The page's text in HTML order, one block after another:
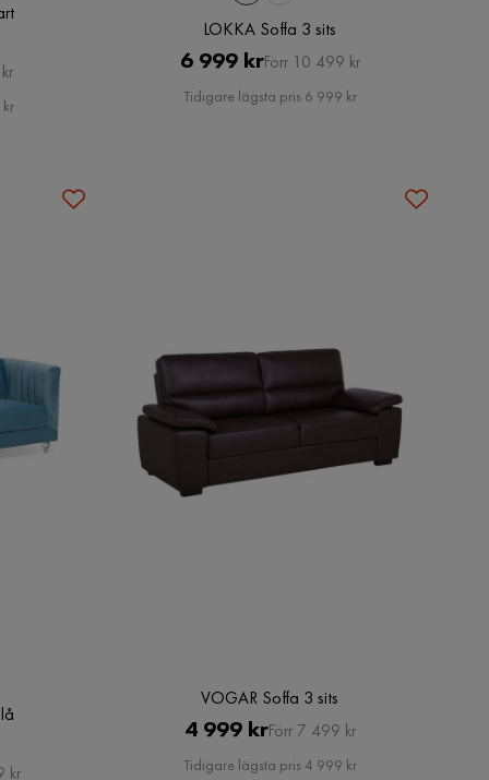
LOKKA Soffa 3 sits
Pris
6 999 krOriginal
Pris
Förr 10 499 kr
Tidigare lägsta pris 6 999 kr
kr
VOGAR Soffa 3 sits
Pris
4 999 krOriginal
Pris
Förr 7 499 kr
Tidigare lägsta pris 4 999 kr